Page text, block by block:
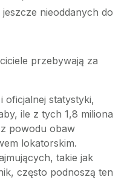
nieoddanych do
przebywają za
oficjalnej statystyki,
ile z tych 1,8 miliona
z powodu obaw
lokatorskim.
takie jak
często podnoszą ten